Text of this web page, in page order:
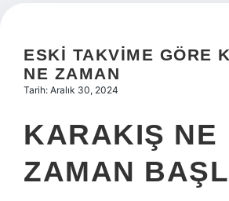
Hakkımızda
ESKI TAKVIME GÖRE
NE ZAMAN
Tarih: Aralık 30, 2024
KARAKIŞ NE
ZAMAN